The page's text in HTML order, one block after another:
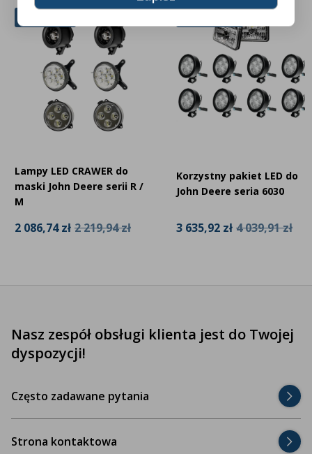
Lampy LED CRAWER do
maski John Deere serii R /
M
2 086,74 zł 2 219,94 zł
Korzystny pakiet LED do
John Deere seria 6030
3 635,92 zł 4 039,91 zł
Nasz zespół obsługi klienta jest do Twojej
dyspozycji!
Często zadawane pytania
Strona kontaktowa